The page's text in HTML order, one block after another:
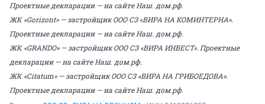
Проектные декларации — на сайте Наш. дом.рф.
ЖК «Gorizont» — застройщик ООО СЗ «ВИРА НА КОМИНТЕРНА».
Проектные декларации — на сайте Наш. дом.рф.
ЖК «GRANDO» — застройщик ООО СЗ «ВИРА ИНВЕСТ». Проектные
декларации — на сайте Наш. дом.рф.
ЖК «Citatum» — застройщик ООО СЗ «ВИРА НА ГРИБОЕДОВА».
Проектные декларации — на сайте Наш. дом.рф.